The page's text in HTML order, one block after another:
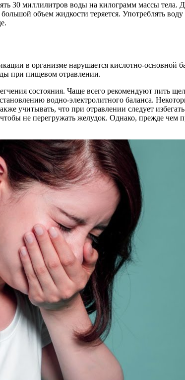
30 миллилитров воды на килограмм массы тела.
объем жидкости теряется. Употреблять
в организме нарушается кислотно-основной
при пищевом отравлении.
состояния. Чаще всего рекомендуют пить
водно-электролитного баланса.
учитывать, что при отравлении следует
не перегружать желудок. Однако, прежде чем